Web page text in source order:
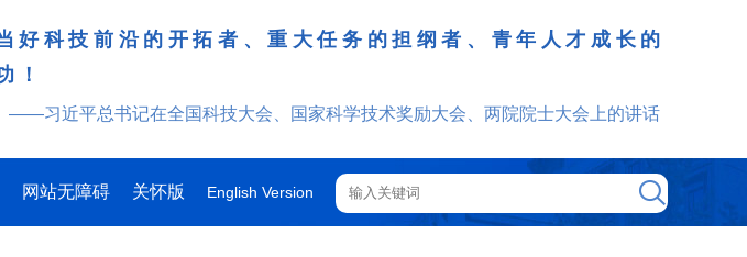
科技前沿的开拓者、重大任务的担纲者、青年人才成长的
！
——习近平总书记在全国科技大会、国家科学技术奖励大会、两院院士大会上的讲话
网站无障碍 关怀版 English Version